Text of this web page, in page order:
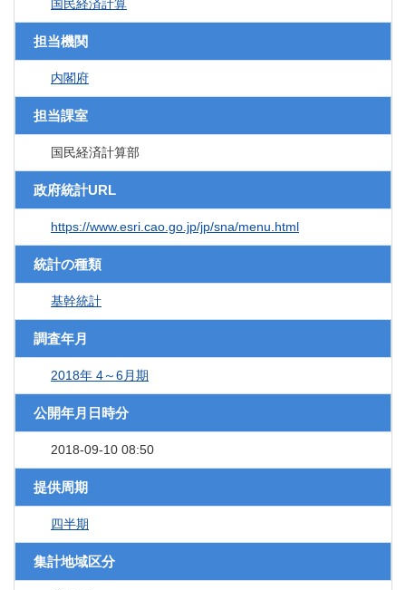
国民経済計算
担当機関
内閣府
担当課室
国民経済計算部
政府統計URL
https://www.esri.cao.go.jp/jp/sna/menu.html
統計の種類
基幹統計
調査年月
2018年 4～6月期
公開年月日時分
2018-09-10 08:50
提供周期
四半期
集計地域区分